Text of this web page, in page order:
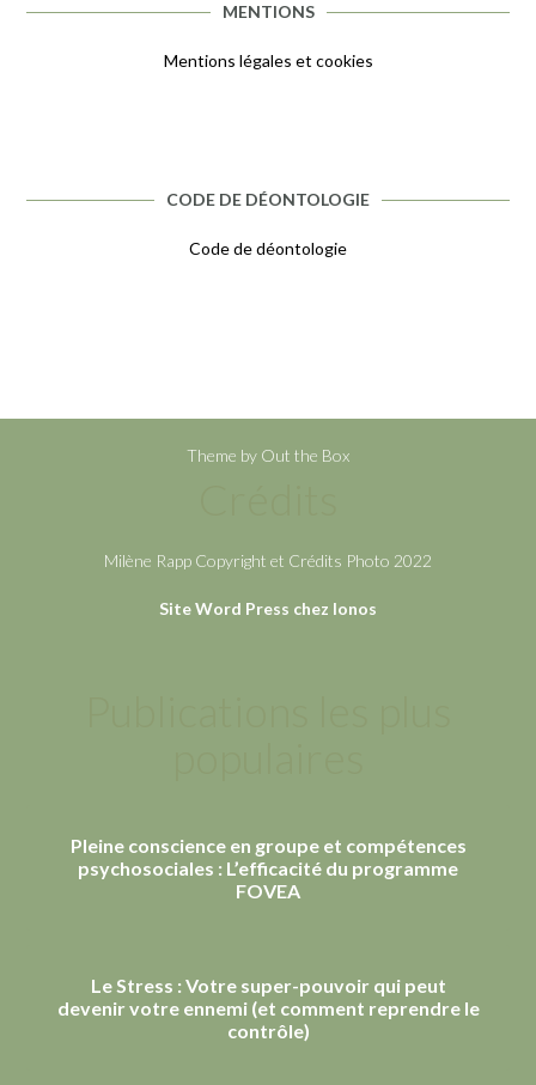
MENTIONS
Mentions légales et cookies
CODE DE DÉONTOLOGIE
Code de déontologie
Theme by Out the Box
Milène Rapp Copyright et Crédits Photo 2022
Site Word Press chez Ionos
Pleine conscience en groupe et compétences
psychosociales : L’efficacité du programme
FOVEA
Le Stress : Votre super-pouvoir qui peut
devenir votre ennemi (et comment reprendre le
contrôle)